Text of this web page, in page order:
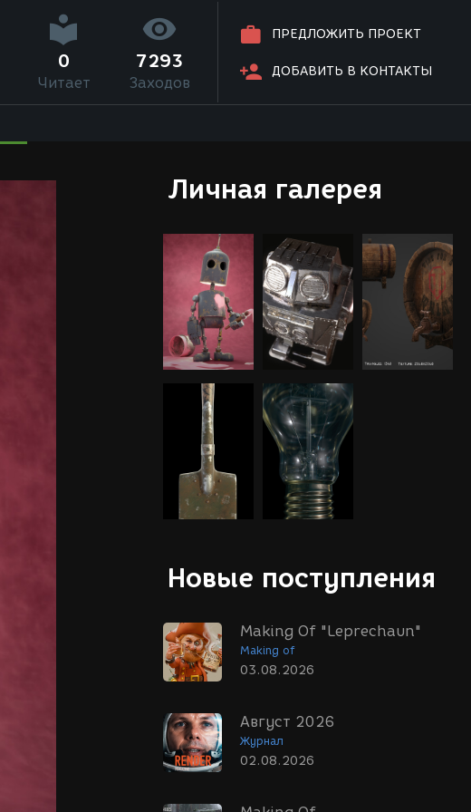
ПРЕДЛОЖИТЬ ПРОЕКТ
ДОБАВИТЬ В КОНТАКТЫ
0
Читает
7293
Заходов
Личная галерея
Новые поступления
Making Of "Leprechaun"
Making of
03.08.2026
Август 2026
Журнал
02.08.2026